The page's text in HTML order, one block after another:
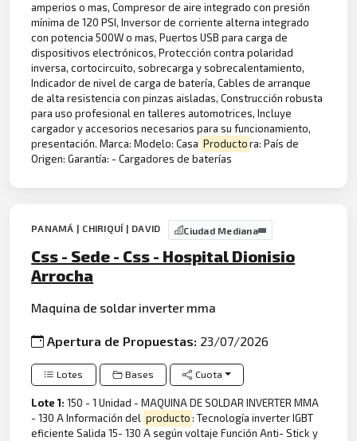
amperios o mas, Compresor de aire integrado con presión
mínima de 120 PSI, Inversor de corriente alterna integrado
con potencia 500W o mas, Puertos USB para carga de
dispositivos electrónicos, Protección contra polaridad
inversa, cortocircuito, sobrecarga y sobrecalentamiento,
Indicador de nivel de carga de batería, Cables de arranque
de alta resistencia con pinzas aisladas, Construcción robusta
para uso profesional en talleres automotrices, Incluye
cargador y accesorios necesarios para su funcionamiento,
presentación. Marca: Modelo: Casa Productora: País de
Origen: Garantía: - Cargadores de baterías
PANAMÁ | CHIRIQUÍ | DAVID Ciudad Mediana
Css - Sede - Css - Hospital Dionisio
Arrocha
Maquina de soldar inverter mma
Apertura de Propuestas: 23/07/2026
Lotes Bases Cuota
Lote 1:150 - 1 Unidad - MAQUINA DE SOLDAR INVERTER MMA
- 130 A Información del producto: Tecnología inverter IGBT
eficiente Salida 15- 130 A según voltaje Función Anti- Stick y